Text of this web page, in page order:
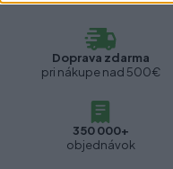
Doprava zdarma
pri nákupe nad 500€
350 000+
objednávok